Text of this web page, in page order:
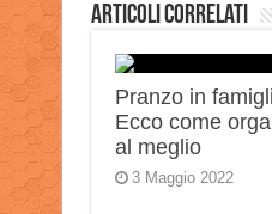
Articoli correlati
Pranzo in
Ecco come
al meglio
3 Maggio 2022